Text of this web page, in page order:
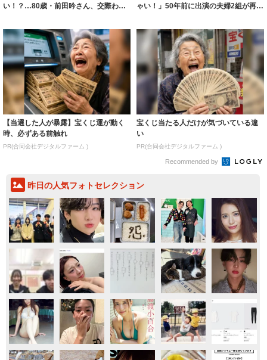
い！？…80歳・前田吟さん、交際わず
ゃい！」50年前に出演の夫婦2組が再登
【当選した人が暴露】宝くじ運が動く
時、必ずある前触れ
PR(合同会社デジタルファーム )
宝くじ当たる人だけが気づいている違
い
PR(合同会社デジタルファーム )
Recommended by
昨日の人気フォトセレクション